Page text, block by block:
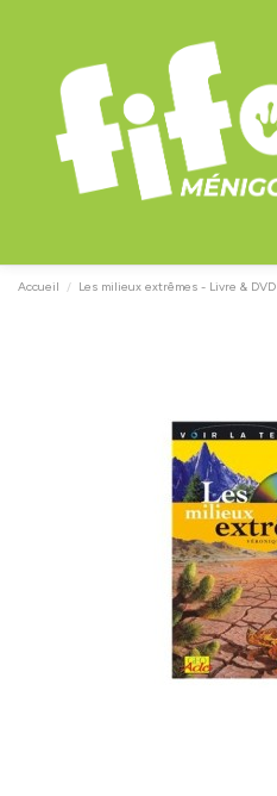
Accueil Les milieux extrêmes - Livre & DVD